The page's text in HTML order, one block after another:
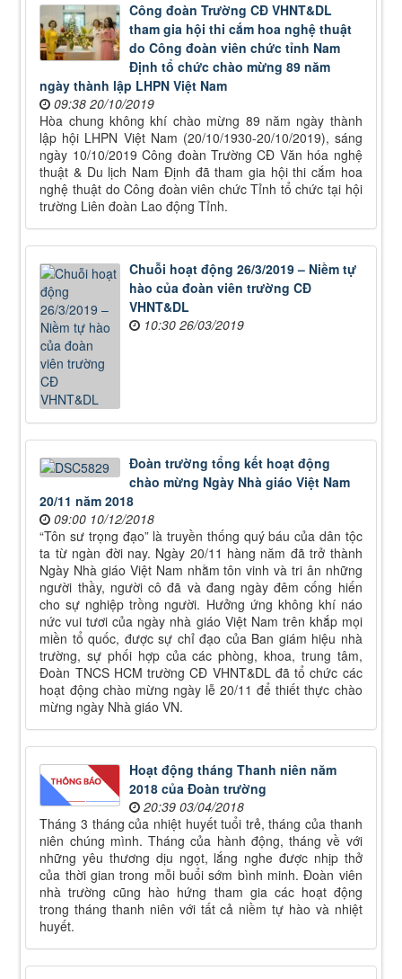
Công đoàn Trường CĐ VHNT&DL
tham gia hội thi cắm hoa nghệ thuật
do Công đoàn viên chức tỉnh Nam
Định tổ chức chào mừng 89 năm
ngày thành lập LHPN Việt Nam
09:38 20/10/2019
Hòa chung không khí chào mừng 89 năm ngày thành
lập hội LHPN Việt Nam (20/10/1930-20/10/2019), sáng
ngày 10/10/2019 Công đoàn Trường CĐ Văn hóa nghệ
thuật & Du lịch Nam Định đã tham gia hội thi cắm hoa
nghệ thuật do Công đoàn viên chức Tỉnh tổ chức tại hội
trường Liên đoàn Lao động Tỉnh.
Chuỗi hoạt động 26/3/2019 – Niềm tự
hào của đoàn viên trường CĐ
VHNT&DL
10:30 26/03/2019
Đoàn trường tổng kết hoạt động
chào mừng Ngày Nhà giáo Việt Nam
20/11 năm 2018
09:00 10/12/2018
“Tôn sư trọng đạo” là truyền thống quý báu của dân tộc
ta từ ngàn đời nay. Ngày 20/11 hàng năm đã trở thành
Ngày Nhà giáo Việt Nam nhằm tôn vinh và tri ân những
người thầy, người cô đã và đang ngày đêm cống hiến
cho sự nghiệp trồng người. Hưởng ứng không khí náo
nức vui tươi của ngày nhà giáo Việt Nam trên khắp mọi
miền tổ quốc, được sự chỉ đạo của Ban giám hiệu nhà
trường, sự phối hợp của các phòng, khoa, trung tâm,
Đoàn TNCS HCM trường CĐ VHNT&DL đã tổ chức các
hoạt động chào mừng ngày lễ 20/11 để thiết thực chào
mừng ngày Nhà giáo VN.
Hoạt động tháng Thanh niên năm
2018 của Đoàn trường
20:39 03/04/2018
Tháng 3 tháng của nhiệt huyết tuổi trẻ, tháng của thanh
niên chúng mình. Tháng của hành động, tháng về với
những yêu thương dịu ngọt, lắng nghe được nhịp thở
của thời gian trong mỗi buổi sớm bình minh. Đoàn viên
nhà trường cũng hào hứng tham gia các hoạt động
trong tháng thanh niên với tất cả niềm tự hào và nhiệt
huyết.